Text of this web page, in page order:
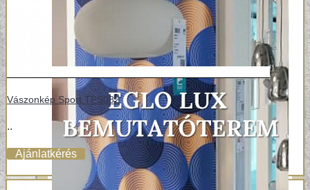
Vászonkép Sport TPS082
..
Ajánlatkérés